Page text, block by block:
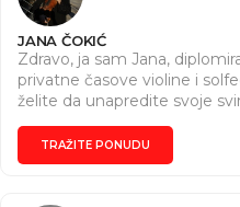
JANA ČOKIĆ
Zdravo, ja sam Jana,
privatne časove violine i
želite da unapredite svoje
slobodno me kontaktirajte.
TRAŽITE PONUDU